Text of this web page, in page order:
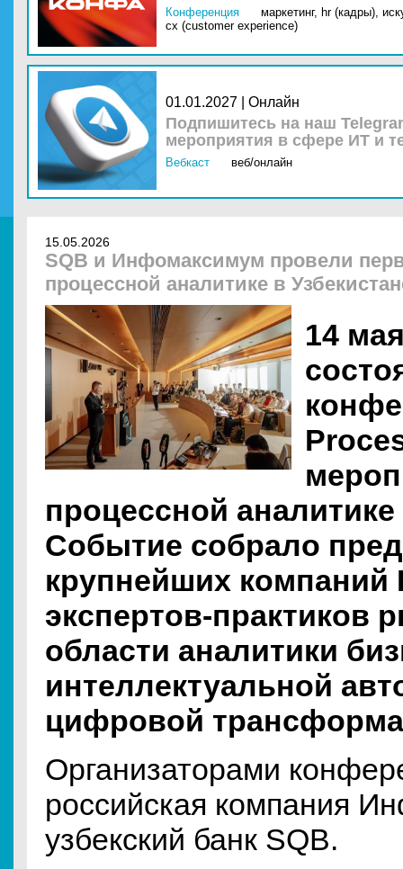
Конференция маркетинг, hr (кадры),
cx (customer experience)
01.01.2027 | Онлайн
Подпишитесь на наш
мероприятия в сфере ИТ и
Вебкаст веб/онлайн
15.05.2026
SQB и Инфомаксимум провели
процессной аналитике в
14
процессной аналитике
Событие собрало
крупнейших компаний
экспертов-практиков
области аналитики
интеллектуальной
цифровой
Организаторами
российская компания
узбекский банк SQB.